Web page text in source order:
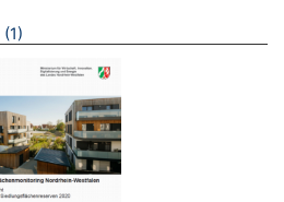
1 BROSCHÜREN